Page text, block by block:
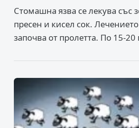
Стомашна язва се лекува със
пресен и кисел сок. Лечението
започва от пролетта. По 15-20